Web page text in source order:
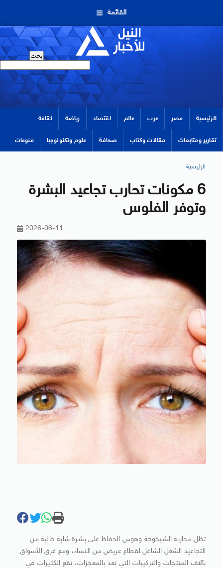
القائمة
الرئيسية مصر عرب عالم اقتصاد رياضة ثقافة
تقارير ومتابعات مقالات وكتاب صحافة علوم وتكنولوجيا منوعات
الرئيسية
6 مكونات تحارب تجاعيد البشرة
وتوفر الفلوس
2026-06-11
تظل محاربة الشيخوخة وهوس الحفاظ على بشرة شابة خالية من
التجاعيد الشغل الشاغل لقطاع عريض من النساء، ومع غرق الأسواق
بآلاف المنتجات والتركيبات التي تعد بالمعجزات، تقع الكثيرات في